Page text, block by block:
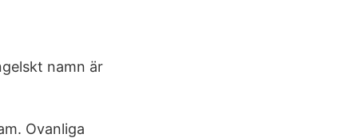
namn är
Ovanliga